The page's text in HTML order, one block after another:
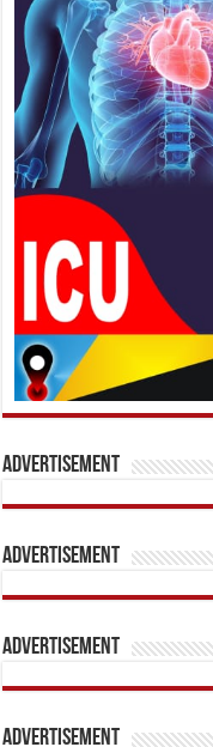
Advertisement
Advertisement
Advertisement
Advertisement